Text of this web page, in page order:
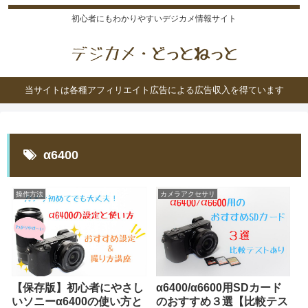
初心者にもわかりやすいデジカメ情報サイト
当サイトは各種アフィリエイト広告による広告収入を得ています
α6400
操作方法
【保存版】初心者にやさし
いソニーα6400の使い方と
カメラアクセサリ
α6400/α6600用SDカード
のおすすめ３選【比較テス